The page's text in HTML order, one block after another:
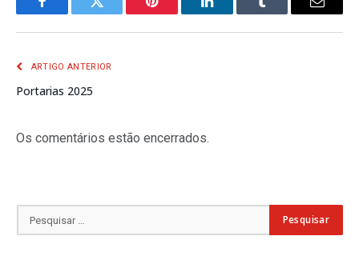
FacebookTwitter Pinterest LinkedInTumblr
E-
ARTIGO ANTERIOR
Portarias 2025
Os comentários estão encerrados.